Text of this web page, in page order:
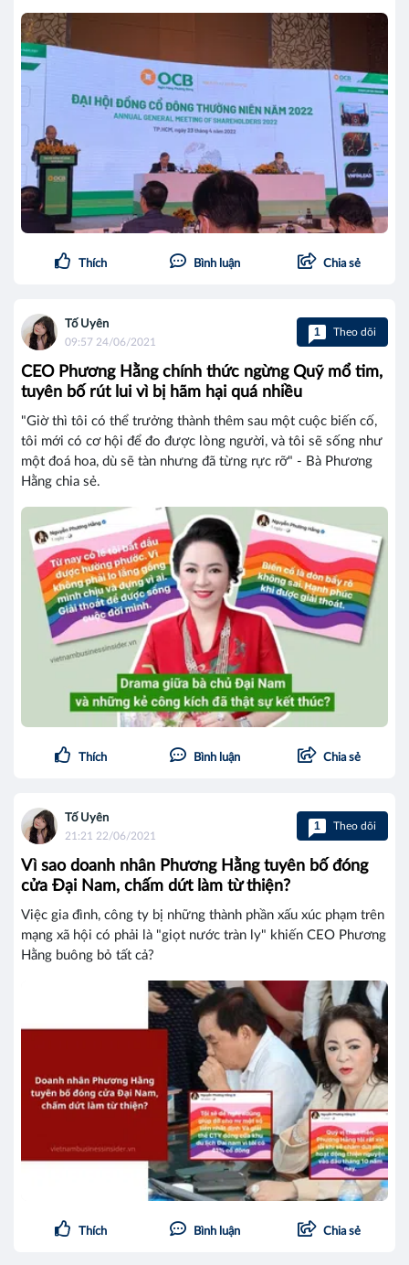
Thích Bình luận Chia sẻ
Tố Uyên
09:57 24/06/2021
1 Theo dõi
CEO Phương Hằng chính thức ngừng Quỹ mổ tim,
tuyên bố rút lui vì bị hãm hại quá nhiều
"Giờ thì tôi có thể trưởng thành thêm sau một cuộc biến cố,
tôi mới có cơ hội để đo được lòng người, và tôi sẽ sống như
một đoá hoa, dù sẽ tàn nhưng đã từng rực rỡ" - Bà Phương
Hằng chia sẻ.
Thích Bình luận Chia sẻ
Tố Uyên
21:21 22/06/2021
1 Theo dõi
Vì sao doanh nhân Phương Hằng tuyên bố đóng
cửa Đại Nam, chấm dứt làm từ thiện?
Việc gia đình, công ty bị những thành phần xấu xúc phạm trên
mạng xã hội có phải là "giọt nước tràn ly" khiến CEO Phương
Hằng buông bỏ tất cả?
Thích Bình luận Chia sẻ